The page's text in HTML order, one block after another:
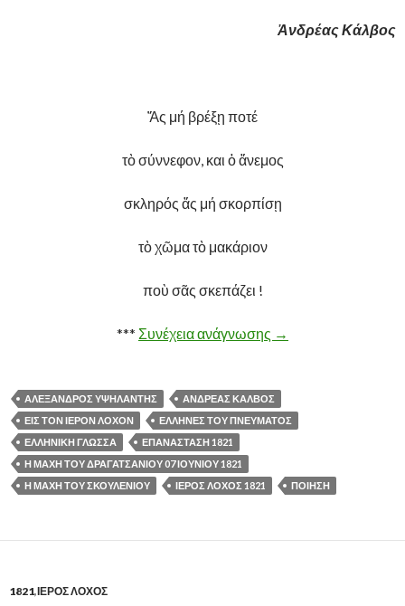
Ἀνδρέας Κάλβος
Ἄς μή βρέξῃ ποτέ
τὸ σύννεφον, και ὁ ἄνεμος
σκληρός ἄς μή σκορπίσῃ
τὸ χῶμα τὸ μακάριον
ποὺ σᾶς σκεπάζει !
*** Συνέχεια ανάγνωσης ΑΝΔΡΕΑΣ
→
ΑΛΕΞΑΝΔΡΟΣ ΥΨΗΛΑΝΤΗΣ
ΑΝΔΡΕΑΣ ΚΑΛΒΟΣ
ΕΙΣ ΤΟΝ ΙΕΡΟΝ ΛΟΧΟΝ
ΕΛΛΗΝΕΣ ΤΟΥ ΠΝΕΥΜΑΤΟΣ
ΕΛΛΗΝΙΚΗ ΓΛΩΣΣΑ
ΕΠΑΝΑΣΤΑΣΗ 1821
Η ΜΑΧΗ ΤΟΥ ΔΡΑΓΑΤΣΑΝΙΟΥ 07 ΙΟΥΝΙΟΥ 1821
Η ΜΑΧΗ ΤΟΥ ΣΚΟΥΛΕΝΙΟΥ
ΙΕΡΟΣ ΛΟΧΟΣ 1821 ΠΟΙΗΣΗ
1821,ΙΕΡΟΣ ΛΟΧΟΣ